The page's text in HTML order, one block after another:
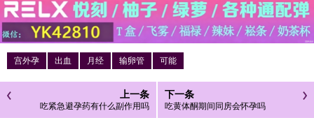
宫外孕 出血 月经 输卵管 可能
上一条
吃紧急避孕药有什么副作用吗
下一条
吃黄体酮期间同房会怀孕吗